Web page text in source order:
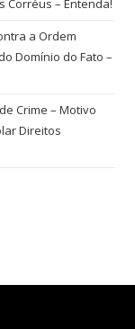
Corréus – Entenda!
a Ordem
Domínio do Fato –
Crime – Motivo
Direitos